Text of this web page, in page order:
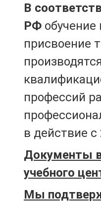
В
РФ
присвоение
профессий
в действие с
Документы
учебного
Мы